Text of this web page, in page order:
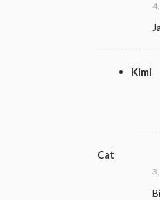
Kimi
Cat